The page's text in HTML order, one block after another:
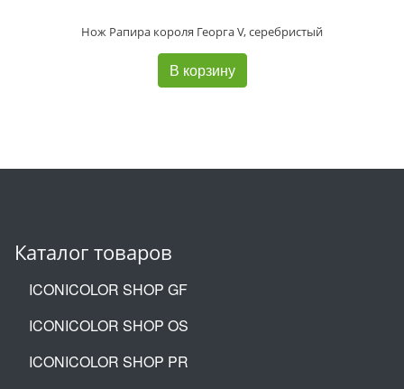
Нож Рапира короля Георга V, серебристый
В корзину
Каталог товаров
ICONICOLOR SHOP GF
ICONICOLOR SHOP OS
ICONICOLOR SHOP PR